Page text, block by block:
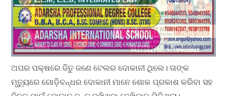
ଅପର ପକ୍ଷରେ ଜିତୁ ଜଣେ ଟେଲର ଦୋକାନୀ ଥିଲେ। ତାଙ୍କ
ମୃତ୍ୟୁରେ ଗୋଡ଼ିବନ୍ଧର ଦୋକାନୀ ମାନେ ଶୋକ ପ୍ରକାଶ କରିବା ସହ